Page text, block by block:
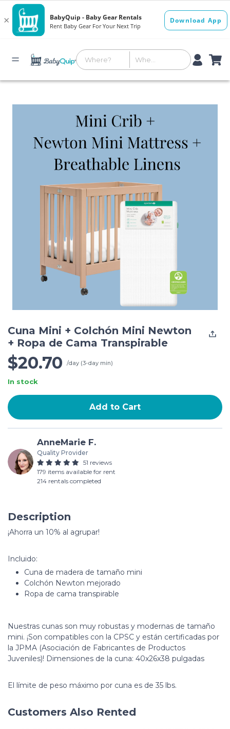
Cuna Mini + Colchón Mini Newton
+ Ropa de Cama Transpirable
$20.70 /day (3-day min)
In stock
Add to Cart
AnneMarie F.
Quality Provider
51 reviews
179 items available for rent
214 rentals completed
Description
¡Ahorra un 10% al agrupar!
Incluido:
Cuna de madera de tamaño mini
Colchón Newton mejorado
Ropa de cama transpirable
Nuestras cunas son muy robustas y modernas de tamaño
mini. ¡Son compatibles con la CPSC y están certificadas por
la JPMA (Asociación de Fabricantes de Productos
Juveniles)! Dimensiones de la cuna: 40x26x38 pulgadas
El límite de peso máximo por cuna es de 35 lbs.
Customers Also Rented